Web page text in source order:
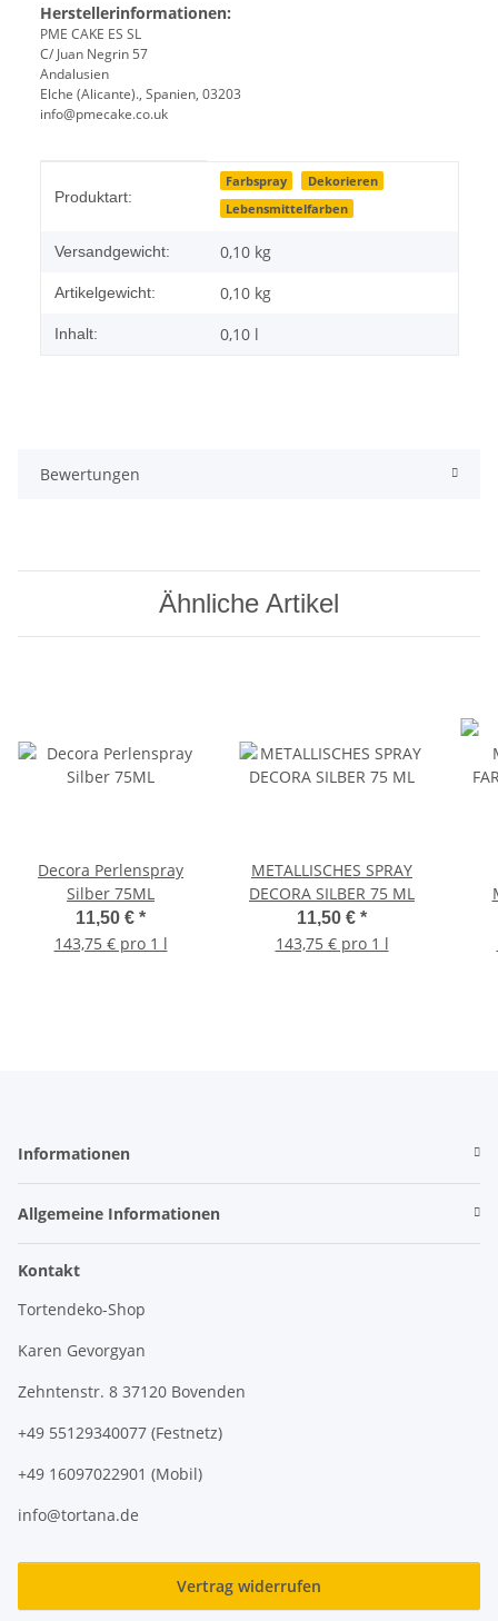
Herstellerinformationen:
PME CAKE ES SL
C/ Juan Negrin 57
Andalusien
Elche (Alicante)., Spanien, 03203
info@pmecake.co.uk
Produktart:
Farbspray
Dekorieren
Lebensmittelfarben
Versandgewicht: 0,10 kg
Artikelgewicht: 0,10 kg
Inhalt: 0,10 l
Bewertungen
Ähnliche Artikel
Decora Perlenspray
Silber 75ML
11,50 € *
143,75 € pro 1 l
METALLISCHES SPRAY
DECORA SILBER 75 ML
11,50 € *
143,75 € pro 1 l
Informationen
Allgemeine Informationen
Kontakt
Tortendeko-Shop
Karen Gevorgyan
Zehntenstr. 8 37120 Bovenden
+49 55129340077 (Festnetz)
+49 16097022901 (Mobil)
info@tortana.de
Vertrag widerrufen